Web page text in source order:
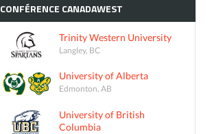
CONFÉRENCE CANADAWEST
Trinity Western University
Langley, BC
University of Alberta
Edmonton, AB
University of British
Columbia